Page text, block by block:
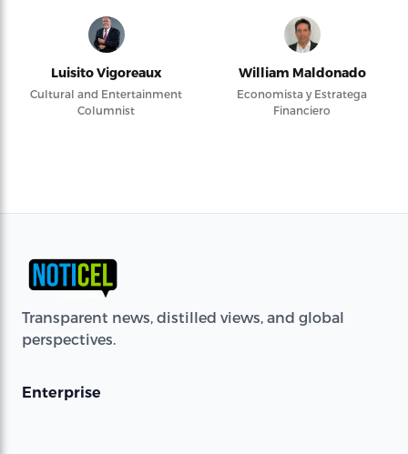
Luisito Vigoreaux
Cultural and Entertainment
Columnist
William Maldonado
Economista y Estratega
Financiero
Transparent news, distilled views, and global
perspectives.
Enterprise